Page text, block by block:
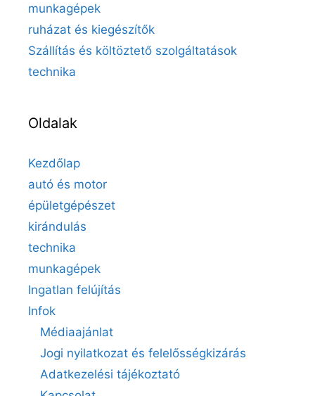
munkagépek
ruházat és kiegészítők
Szállítás és költöztető szolgáltatások
technika
Oldalak
Kezdőlap
autó és motor
épületgépészet
kirándulás
technika
munkagépek
Ingatlan felújítás
Infok
Médiaajánlat
Jogi nyilatkozat és felelősségkizárás
Adatkezelési tájékoztató